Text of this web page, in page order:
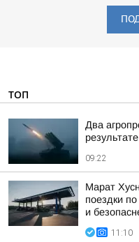
ТОП
Два
09:22
Марат
поездки
и
11:10